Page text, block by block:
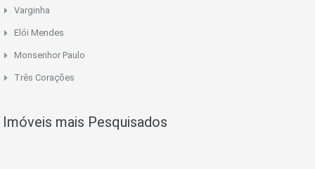
Varginha
Elói Mendes
Monsenhor Paulo
Três Corações
Imóveis mais Pesquisados